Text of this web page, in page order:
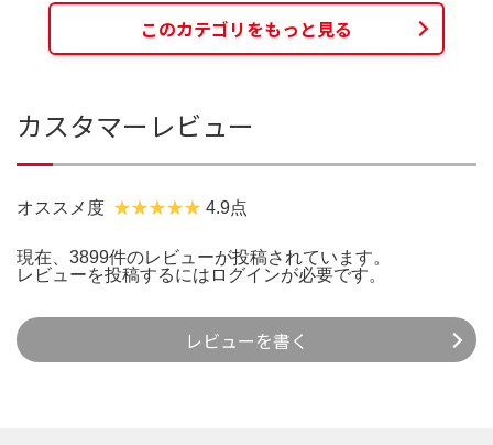
このカテゴリをもっと見る
カスタマーレビュー
オススメ度 4.9点
現在、3899件のレビューが投稿されています。
レビューを投稿するには ログインが必要です。
レビューを書く